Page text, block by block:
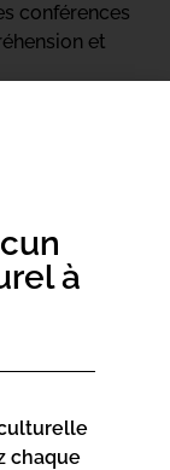
conférences
et
à
chaque